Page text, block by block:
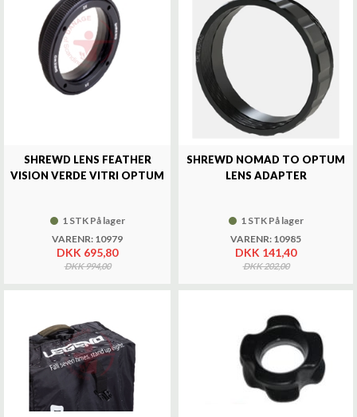
SHREWD LENS FEATHER
VISION VERDE VITRI OPTUM
1 STK På lager
VARENR: 10979
DKK 695,80
DKK 994,00
SHREWD NOMAD TO OPTUM
LENS ADAPTER
1 STK På lager
VARENR: 10985
DKK 141,40
DKK 202,00